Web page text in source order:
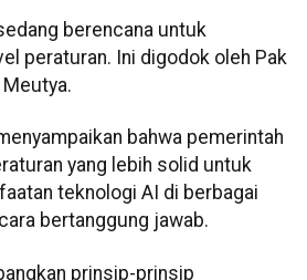
berencana untuk
peraturan. Ini digodok oleh Pak
bahwa pemerintah
yang lebih solid untuk
teknologi AI di berbagai
bertanggung jawab.
prinsip-prinsip